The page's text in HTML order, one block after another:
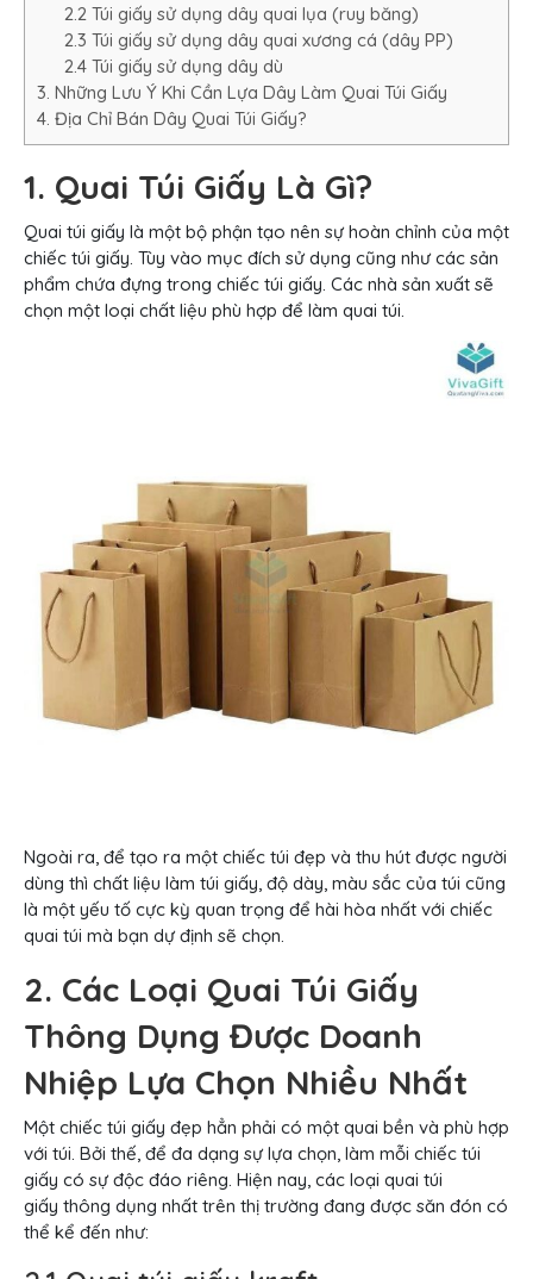
2.2 Túi giấy sử dụng dây quai lụa (ruy băng)
2.3 Túi giấy sử dụng dây quai xương cá (dây PP)
2.4 Túi giấy sử dụng dây dù
3. Những Lưu Ý Khi Cần Lựa Dây Làm Quai Túi Giấy
4. Địa Chỉ Bán Dây Quai Túi Giấy?
1. Quai Túi Giấy Là Gì?
Quai túi giấy là một bộ phận tạo nên sự hoàn chỉnh của một
chiếc túi giấy. Tùy vào mục đích sử dụng cũng như các sản
phẩm chứa đựng trong chiếc túi giấy. Các nhà sản xuất sẽ
chọn một loại chất liệu phù hợp để làm quai túi.
Ngoài ra, để tạo ra một chiếc túi đẹp và thu hút được người
dùng thì chất liệu làm túi giấy, độ dày, màu sắc của túi cũng
là một yếu tố cực kỳ quan trọng để hài hòa nhất với chiếc
quai túi mà bạn dự định sẽ chọn.
2. Các Loại Quai Túi Giấy
Thông Dụng Được Doanh
Nhiệp Lựa Chọn Nhiều Nhất
Một chiếc túi giấy đẹp hẳn phải có một quai bền và phù hợp
với túi. Bởi thế, để đa dạng sự lựa chọn, làm mỗi chiếc túi
giấy có sự độc đáo riêng. Hiện nay, các loại quai túi
giấy thông dụng nhất trên thị trường đang được săn đón có
thể kể đến như: